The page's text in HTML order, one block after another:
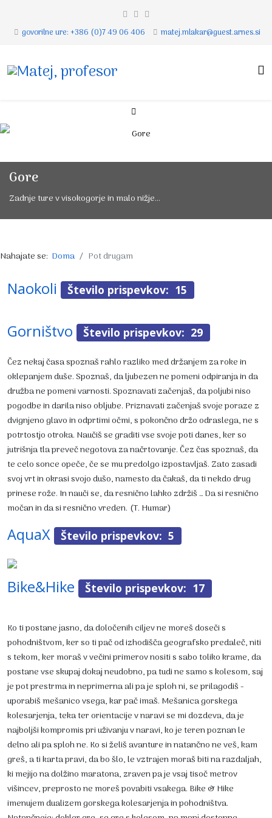
govorilne ure: +386 (0)7 49 06 406 matej.mlakar@guest.arnes.si
Gore
Zadnje ture v visokogorje in malo nižje...
Nahajate se: Doma Pot drugam
Naokoli Število prispevkov: 15
Gorništvo Število prispevkov: 29
Čez nekaj časa spoznaš rahlo razliko med držanjem za roke in
oklepanjem duše. Spoznaš, da ljubezen ne pomeni odpiranja in da
družba ne pomeni varnosti. Spoznavati začenjaš, da poljubi niso
pogodbe in darila niso obljube. Priznavati začenjaš svoje poraze z
dvignjeno glavo in odprtimi očmi, s pokončno držo odraslega, ne s
potrtostjo otroka. Naučiš se graditi vse svoje poti danes, ker so
jutrišnja tla preveč negotova za načrtovanje. Čez čas spoznaš, da
te celo sonce opeče, če se mu predolgo izpostavljaš. Zato zasadi
svoj vrt in okrasi svojo dušo, namesto da čakaš, da ti nekdo drug
prinese rože. In nauči se, da resnično lahko zdržiš … Da si resnično
močan in da si resnično vreden. (T. Humar)
AquaX Število prispevkov: 5
Bike&Hike Število prispevkov: 17
Ko ti postane jasno, da določenih ciljev ne moreš doseči s
pohodništvom, ker so ti pač od izhodišča geografsko predaleč, niti
s tekom, ker moraš v večini primerov nositi s sabo toliko krame, da
postane vse skupaj dokaj neudobno, pa tudi ne samo s kolesom, saj
je pot prestrma in neprimerna ali pa je sploh ni, se prilagodiš -
uporabiš mešanico vsega, kar pač imaš. Mešanica gorskega
kolesarjenja, teka ter orientacije v naravi se mi dozdeva, da je
najboljši kompromis pri uživanju v naravi, ko je teren poznan le
delno ali pa sploh ne. Ko si želiš avanture in natančno ne veš, kam
greš, a ti karta pravi, da bo šlo, le vztrajen moraš biti na razdaljah,
ki mejijo na dolžino maratona, zraven pa je vsaj tisoč metrov
višincev, preprosto ne moreš povabiti vsakega. Bike & Hike
imenujem dualizem gorskega kolesarjenja in pohodništva.